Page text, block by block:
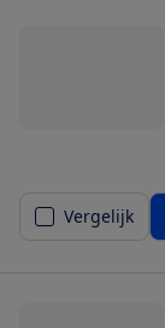
Vergelijk